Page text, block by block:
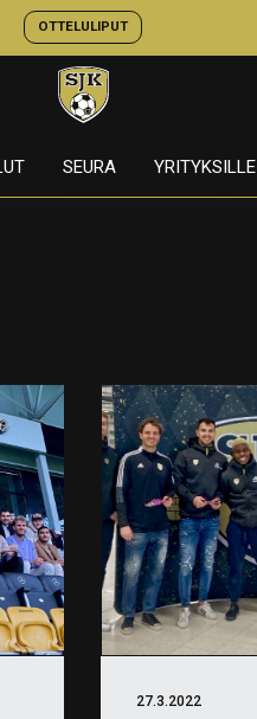
OTTELULIPUT
SEURA YRITYKSILLE
27.3.2022